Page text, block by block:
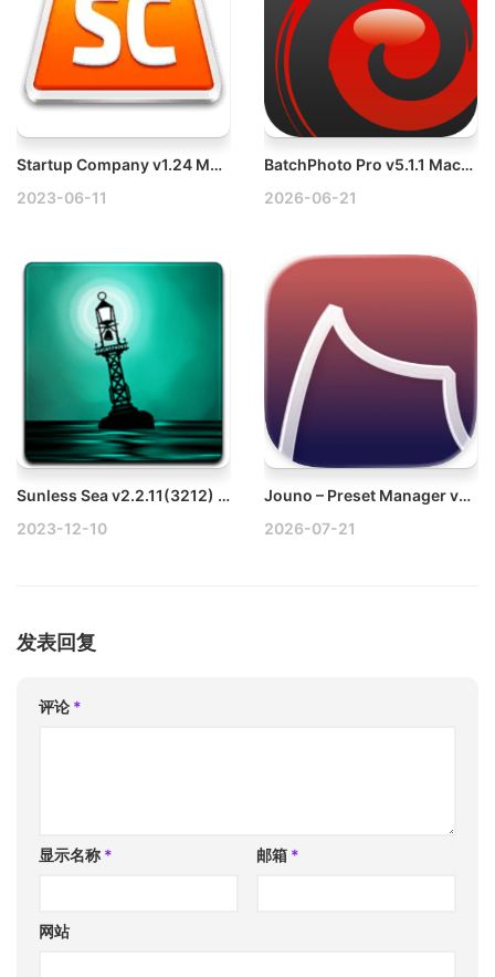
Startup Company v1.24 Mac模拟经营游戏
2023-06-11
BatchPhoto Pro v5.1.1 Mac图片编辑工具破解版
2026-06-21
Sunless Sea v2.2.11(3212) Mac无光之海探险生存游戏
2023-12-10
Jouno – Preset Manager v2.9.1 Mac合成器预设破解版
2026-07-21
发表回复
评论 *
显示名称 * 邮箱 *
网站